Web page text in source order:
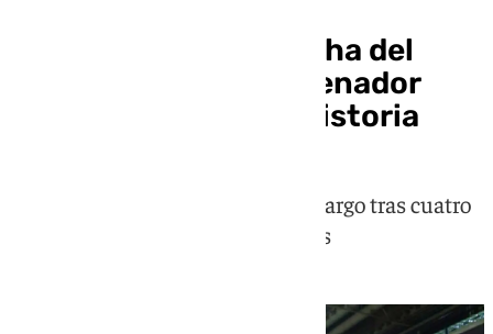
Ibon Navarro se marcha del
Unicaja como el entrenador
más laureado de su historia
El entrenador vitoriano dejará el cargo tras cuatro
temporadas y media y siete títulos